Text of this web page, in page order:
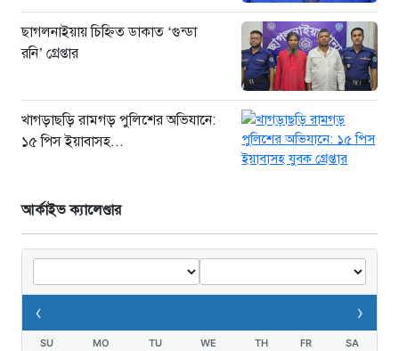
ছাগলনাইয়ায় চিহ্নিত ডাকাত ‘গুন্ডা
রনি’ গ্রেপ্তার
খাগড়াছড়ি রামগড় পুলিশের অভিযানে:
১৫ পিস ইয়াবাসহ...
আর্কাইভ ক্যালেণ্ডার
‹ ›
SU MO TU WE TH FR SA